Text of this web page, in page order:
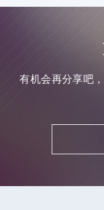
有机会再分享吧